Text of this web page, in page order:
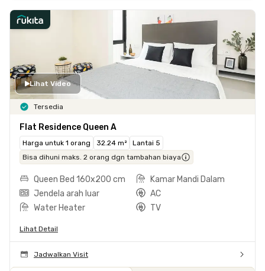
Lihat Video
Tersedia
Flat Residence Queen A
Harga untuk 1 orang 32.24 m²
Lantai 5
Bisa dihuni maks. 2 orang dgn tambahan biaya
Queen Bed 160x200 cm
Kamar Mandi Dalam
Jendela arah luar
AC
Water Heater
TV
Lihat Detail
Jadwalkan Visit